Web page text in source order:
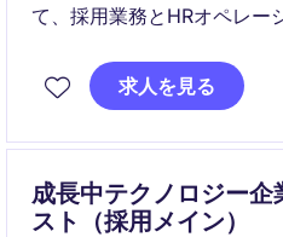
て、採用業務とHRオペレー
営やコンプライアンス対応
り、HRジェネラリストとし
求人を見る
成長中テクノロジー企
スト（採用メイン）